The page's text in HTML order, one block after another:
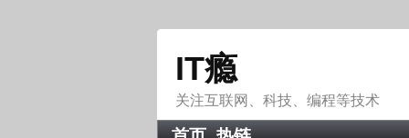
IT瘾
关注互联网、科技、编程等技术